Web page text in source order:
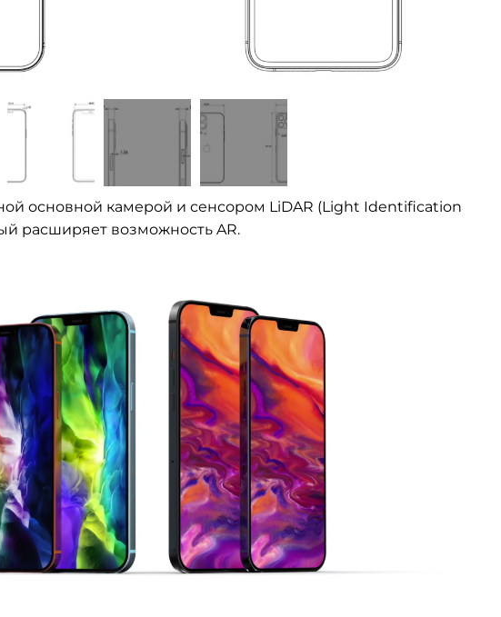
основной камерой и сенсором LiDAR (Light Identification
расширяет возможность AR.